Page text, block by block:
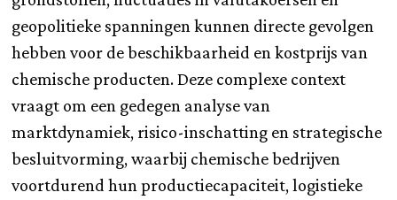
geopolitieke spanningen kunnen directe gevolgen
hebben voor de beschikbaarheid en kostprijs van
chemische producten. Deze complexe context
vraagt om een gedegen analyse van
marktdynamiek, risico-inschatting en strategische
besluitvorming, waarbij chemische bedrijven
voortdurend hun productiecapaciteit, logistieke